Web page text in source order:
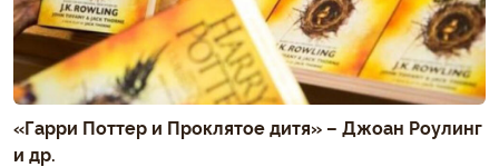
«Гарри Поттер и Проклятое дитя» – Джоан Роулинг
и др.